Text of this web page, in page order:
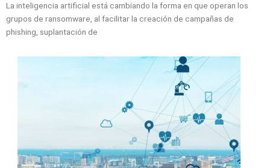
La inteligencia artificial está cambiando la forma en que operan los
grupos de ransomware, al facilitar la creación de campañas de
phishing, suplantación de